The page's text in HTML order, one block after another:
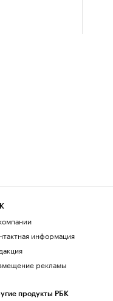
информация
рекламы
продукты РБК